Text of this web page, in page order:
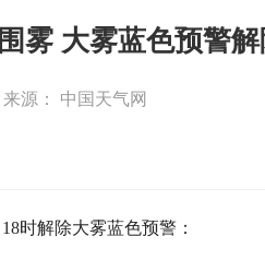
雾 大雾蓝色预警
来源： 中国天气网
时解除大雾蓝色预警：